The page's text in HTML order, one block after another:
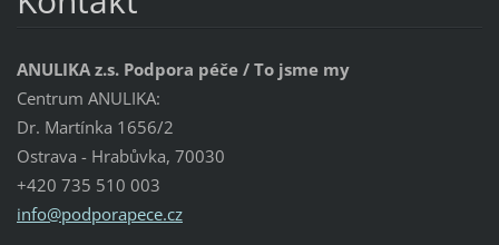
ANULIKA z.s. Podpora péče / To jsme my
Centrum ANULIKA:
Dr. Martínka 1656/2
Ostrava - Hrabůvka, 70030
+420 735 510 003
info@podporapece.cz